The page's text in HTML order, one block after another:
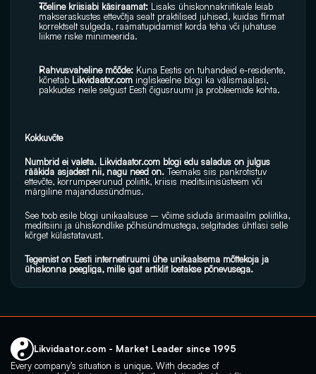
Tõeline kriisiabi käsiraamat: Lisaks ühiskonnakriitikale leiab
makseraskustes ettevõtja sealt praktilised juhised, kuidas firmat
korrektselt sulgeda, raamatupidamist korda teha või juhatuse
liikme riske minimeerida.
Rahvusvaheline mõõde: Kuna Eestis on tuhandeid e-residente,
kõnetab Likvidaator.com ingliskeelne blogi ka välismaalasi,
pakkudes neile selgust Eesti õigusruumi ja probleemide kohta.
Kokkuvõte
Numbrid ei valeta. Likvidaator.com blogi edu saladus on julgus
rääkida asjadest nii, nagu need on. Teemaks siis pankrotistuv
ettevõte, korrumpeerunud poliitik, kriisis meditsiinisüsteem või
märgiline majandussündmus.
See toob esile blogi unikaalsuse – võime siduda ärimaailm poliitika,
meditsiini ja ühiskondlike põhisündmustega, selgitades ühtlasi selle
kõrget külastatavust.
Tegemist on Eesti internetiruumi ühe unikaalsema mõttekoja ja
ühiskonna peegliga, mille igat artiklit loetakse põnevusega.
Likvidaator.com - Market Leader since 1995
Every company’s situation is unique. With decades of